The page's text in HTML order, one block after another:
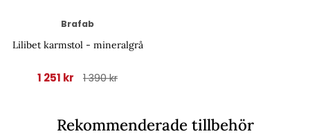
Brafab
Lilibet karmstol - mineralgrå
1 251 kr 1 390 kr
Rekommenderade tillbehör